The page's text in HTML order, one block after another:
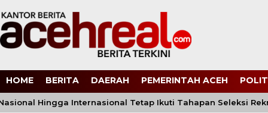
HOME BERITA DAERAH PEMERINTAH ACEH
Hingga Internasional Tetap Ikuti Tahapan Seleksi